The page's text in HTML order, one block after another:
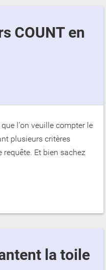
l'on veuille compter le
plusieurs critères
requête. Et bien sachez
la toile